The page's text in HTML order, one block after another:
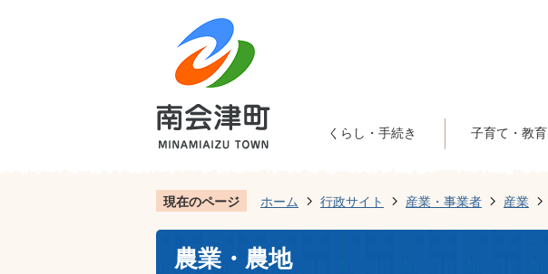
くらし・手続き 子育て・教育
現在のページ ホーム 行政サイト 産業・事業者 産業
農業・農地